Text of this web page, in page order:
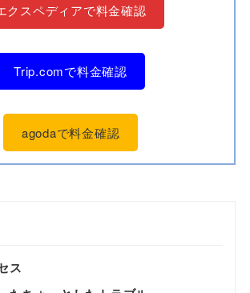
クスペディアで料金確認
Trip.comで料金確認
agodaで料金確認
ス